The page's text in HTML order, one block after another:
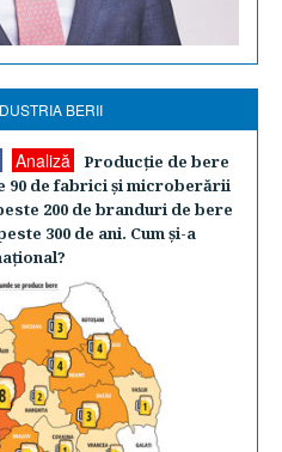
BERII
Analiză
Producţie de bere
90 de fabrici şi microberării
200 de branduri de bere
300 de ani. Cum şi-a